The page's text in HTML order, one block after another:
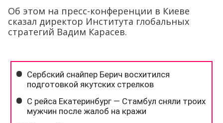
Об этом на пресс-конференции в Киеве
сказал директор Института глобальных
стратегий Вадим Карасев.